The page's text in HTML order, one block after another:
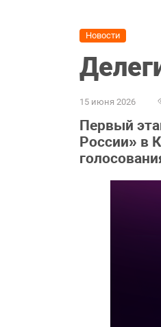
Новости
15 июня 2026
Первый
России» в